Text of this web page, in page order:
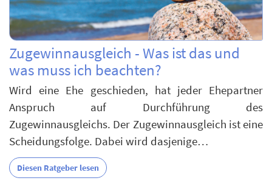
Zugewinnausgleich - Was ist das und
was muss ich beachten?
Wird eine Ehe geschieden, hat jeder Ehepartner
Anspruch auf Durchführung des
Zugewinnausgleichs. Der Zugewinnausgleich ist eine
Scheidungsfolge. Dabei wird dasjenige…
Diesen Ratgeber lesen